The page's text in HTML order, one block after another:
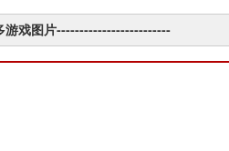
戏图片-------------------------